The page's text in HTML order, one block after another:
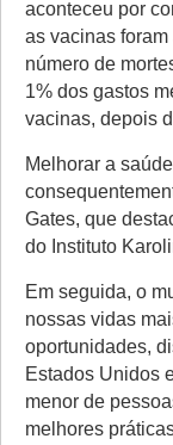
aconteceu por
as vacinas
número de
1% dos gastos
vacinas, depois
Melhorar a
Gates, que
do Instituto
Em seguida, o
nossas vidas
oportunidades,
Estados Unidos
menor de
melhores